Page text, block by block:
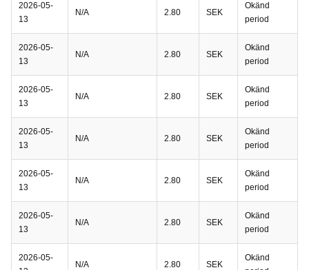
2026-05-
13
N/A 2.80 SEK
Okänd
period
2026-05-
13
N/A 2.80 SEK
Okänd
period
2026-05-
13
N/A 2.80 SEK
Okänd
period
2026-05-
13
N/A 2.80 SEK
Okänd
period
2026-05-
13
N/A 2.80 SEK
Okänd
period
2026-05-
13
N/A 2.80 SEK
Okänd
period
2026-05-
N/A 2.80 SEK
Okänd